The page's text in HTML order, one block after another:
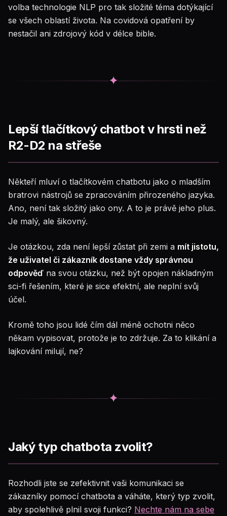
volba technologie NLP pro tak složité téma dotýkající
se všech oblastí života. Na covidová opatření by
nestačil ani zdrojový kód v délce bible.
✦
Lepší tlačítkový chatbot v hrsti než
R2-D2 na střeše
Někteří mluví o tlačítkovém chatbotu jako o mladším
bratrovi nástrojů se zpracováním přirozeného jazyka.
Ano, není tak složitý jako ony. A to je právě jeho plus.
Je malý, ale šikovný.
Je otázkou, zda není lepší zůstat při zemi a mít jistotu,
že uživatel či zákazník dostane vždy správnou
odpověď na svou otázku, než být opojen nákladným
sci-fi řešením, které je sice efektní, ale neplní svůj
účel.
Kromě toho jsou lidé čím dál méně ochotni něco
někam vypisovat, protože je to zdržuje. Za to klikání a
lajkování milují, ne?
✦
Jaký typ chatbota zvolit?
Rozhodli jste se zefektivnit vaši komunikaci se
zákazníky pomocí chatbota a váháte, který typ zvolit,
aby spolehlivě plnil svoji funkci? Nechte nám na sebe